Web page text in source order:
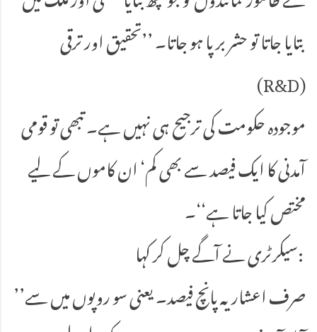
(R&D)
آمدنی کا ایک فیصد سے بھی کم‘ ان کاموں کے لیے
مختص کیا جاتا ہے‘‘۔
سیکرٹری نے آگے چل کر کہا:
’’صرف اعشاریہ پانچ فیصد۔ یعنی سو روپوں میں سے